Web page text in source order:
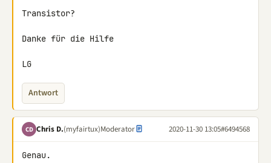
Transistor?
Danke für die Hilfe
LG
Antwort
CD Chris D.(myfairtux)Moderator 2020-11-30 13:05#6494568
Genau.